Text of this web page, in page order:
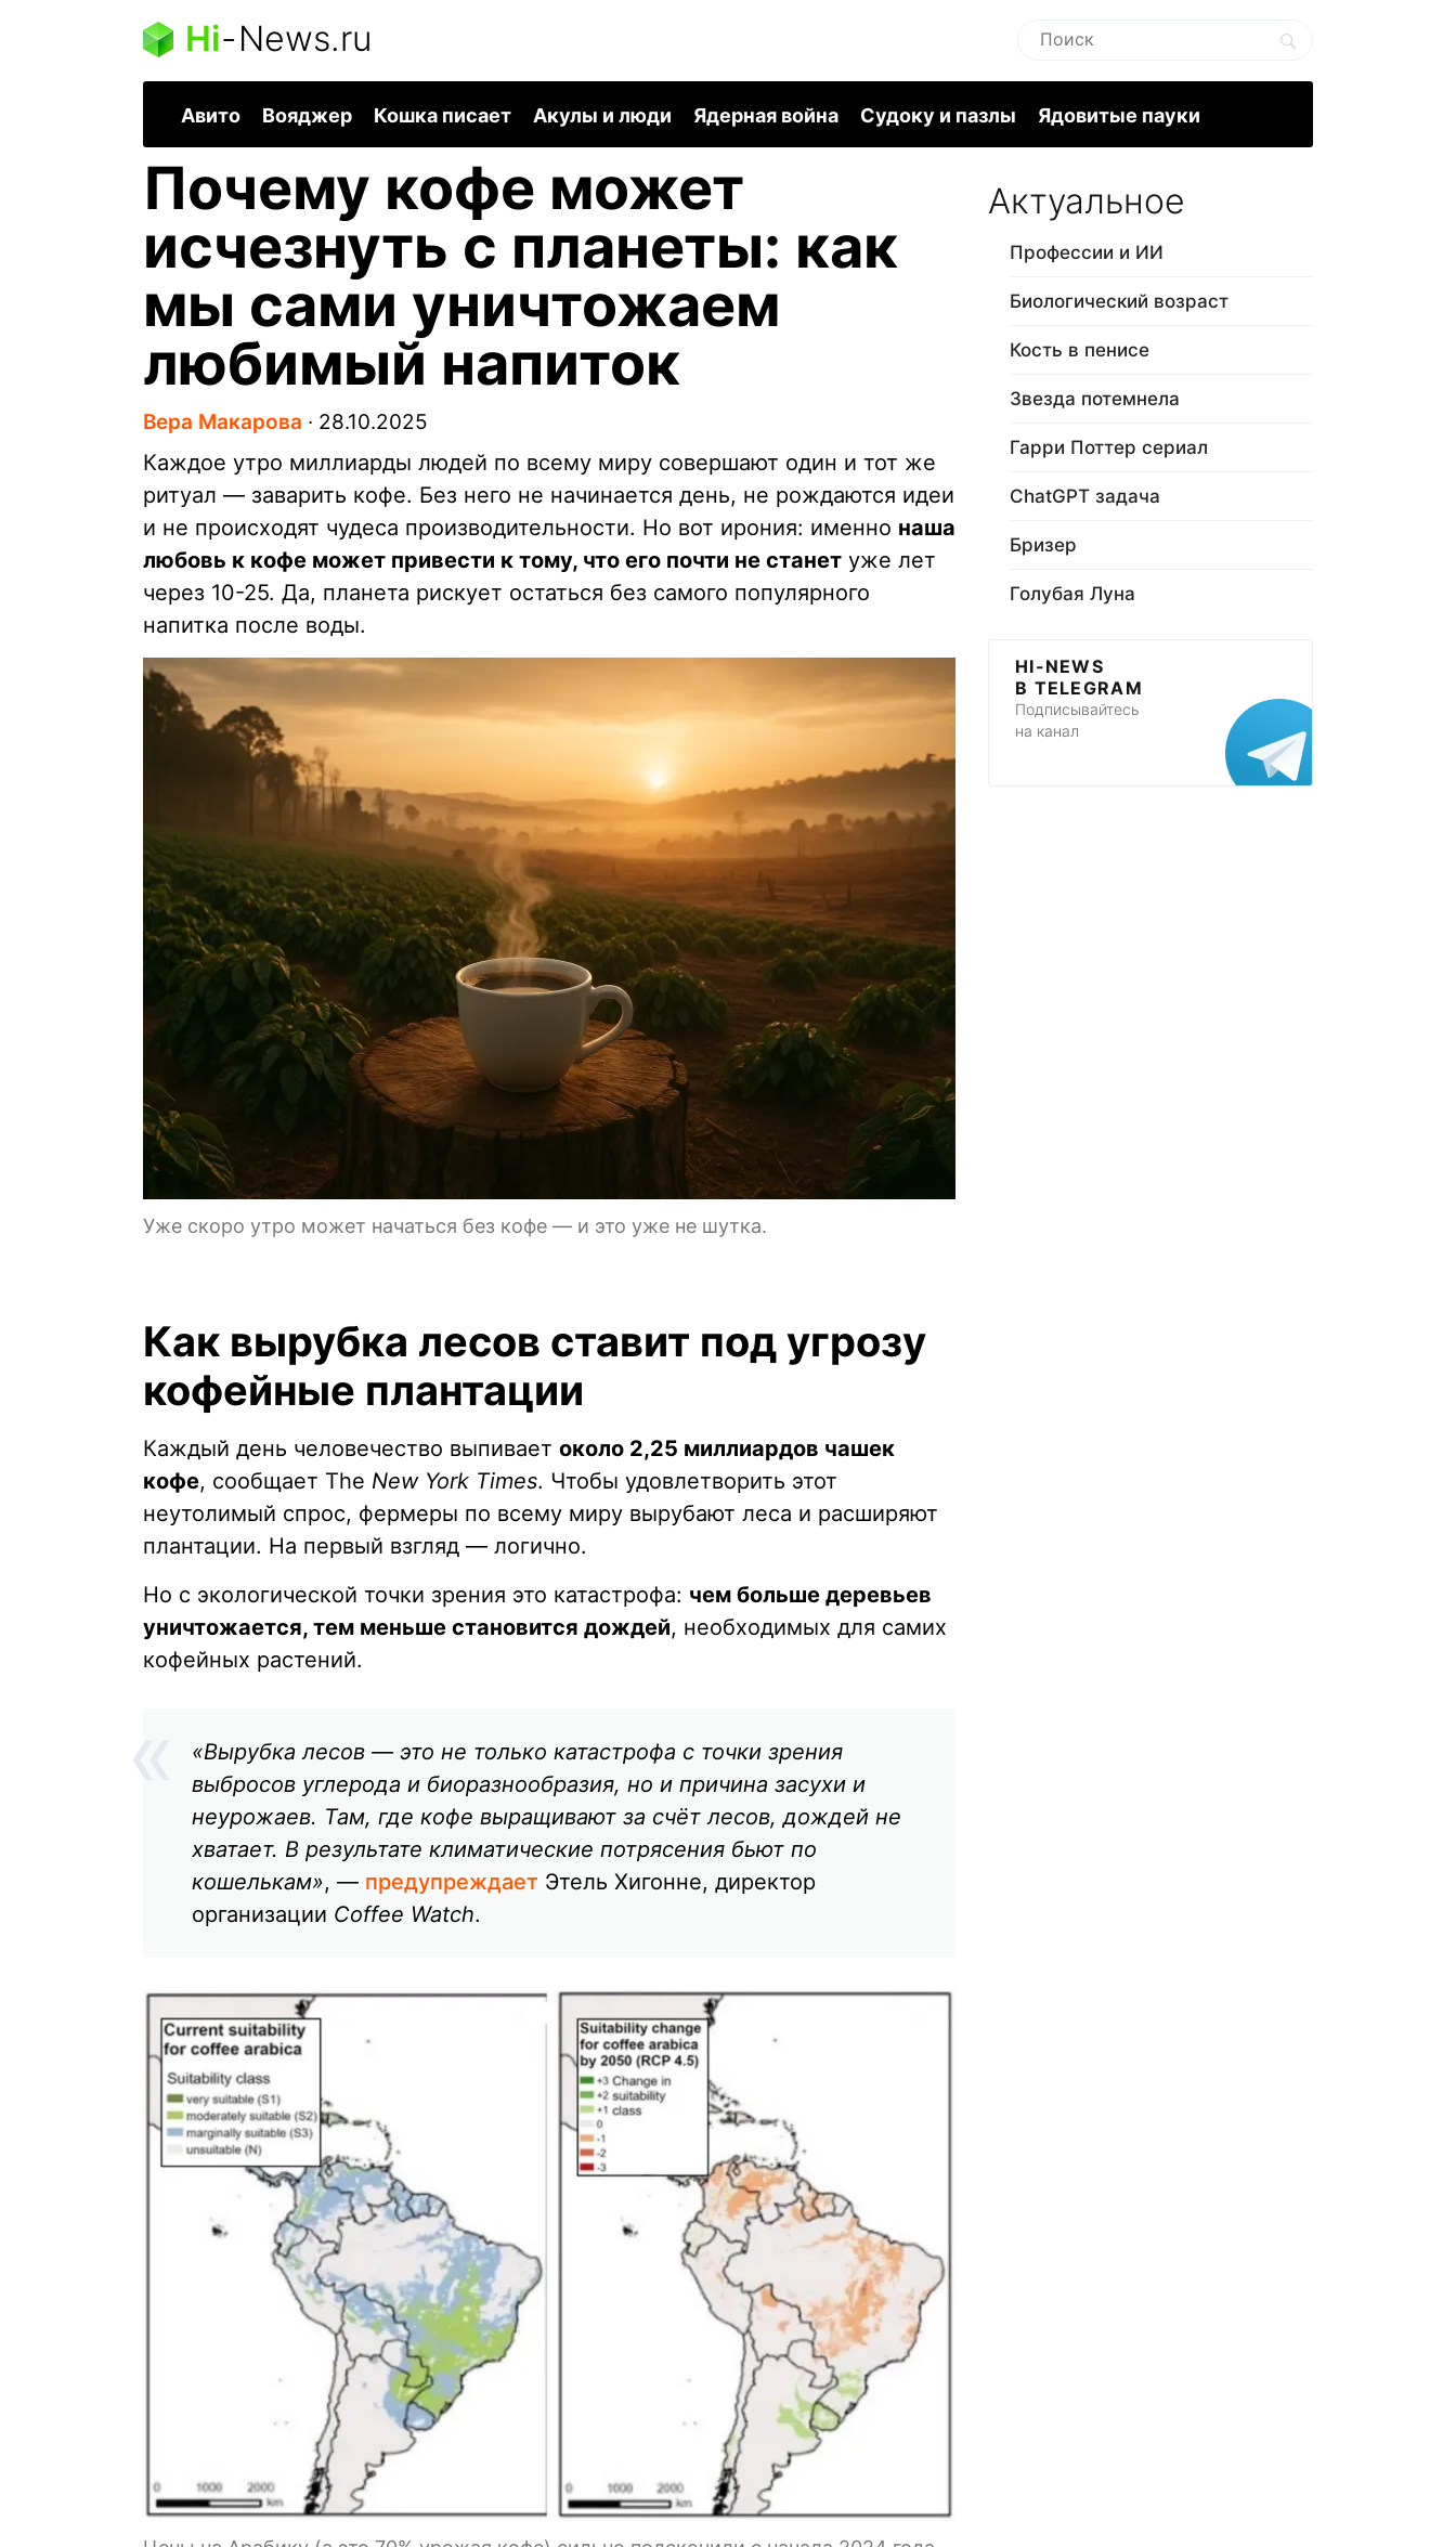
Hi-News.ru
Авито Вояджер Кошка писает Акулы и люди Ядерная война Судоку и пазлы Ядовитые пауки
Почему кофе может
исчезнуть с планеты: как
мы сами уничтожаем
любимый напиток
Вера Макарова ∙ 28.10.2025
Каждое утро миллиарды людей по всему миру совершают один и тот же
ритуал — заварить кофе. Без него не начинается день, не рождаются идеи
и не происходят чудеса производительности. Но вот ирония: именно наша
любовь к кофе может привести к тому, что его почти не станет уже лет
через 10-25. Да, планета рискует остаться без самого популярного
напитка после воды.
Уже скоро утро может начаться без кофе — и это уже не шутка.
Как вырубка лесов ставит под угрозу
кофейные плантации
Каждый день человечество выпивает около 2,25 миллиардов чашек
кофе, сообщает The New York Times. Чтобы удовлетворить этот
неутолимый спрос, фермеры по всему миру вырубают леса и расширяют
плантации. На первый взгляд — логично.
Но с экологической точки зрения это катастрофа: чем больше деревьев
уничтожается, тем меньше становится дождей, необходимых для самих
кофейных растений.
«Вырубка лесов — это не только катастрофа с точки зрения
выбросов углерода и биоразнообразия, но и причина засухи и
неурожаев. Там, где кофе выращивают за счёт лесов, дождей не
хватает. В результате климатические потрясения бьют по
кошелькам», — предупреждает Этель Хигонне, директор
организации Coffee Watch.
Актуальное
Профессии и ИИ
Биологический возраст
Кость в пенисе
Звезда потемнела
Гарри Поттер сериал
ChatGPT задача
Бризер
Голубая Луна
HI-NEWS
В TELEGRAM
Подписывайтесь
на канал